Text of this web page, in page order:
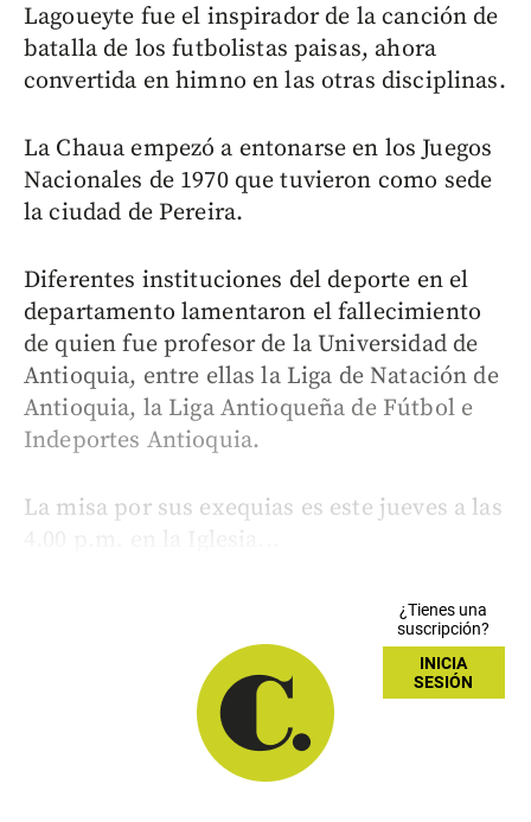
Lagoueyte fue el inspirador de la canción de
batalla de los futbolistas paisas, ahora
convertida en himno en las otras disciplinas.
La Chaua empezó a entonarse en los Juegos
Nacionales de 1970 que tuvieron como sede
la ciudad de Pereira.
Diferentes instituciones del deporte en el
departamento lamentaron el fallecimiento
de quien fue profesor de la Universidad de
Antioquia, entre ellas la Liga de Natación de
Antioquia, la Liga Antioqueña de Fútbol e
Indeportes Antioquia.
La misa por sus exequias es este jueves a las
4.00 p.m. en la Iglesia...
¿Tienes una
suscripción?
INICIA
SESIÓN